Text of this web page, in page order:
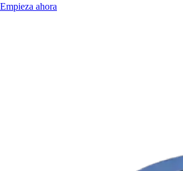
Empieza ahora